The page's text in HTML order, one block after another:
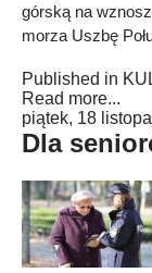
górską na
morza Uszbę
Published in
Read more...
piątek, 18
Dla